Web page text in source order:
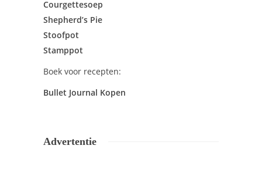
Courgettesoep
Shepherd’s Pie
Stoofpot
Stamppot
Boek voor recepten:
Bullet Journal Kopen
Advertentie